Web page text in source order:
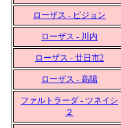
ローザス - ピジョン
ローザス - 川内
ローザス - 廿日市2
ローザス - 高陽
ファルトラーダ - ツネイシ
２